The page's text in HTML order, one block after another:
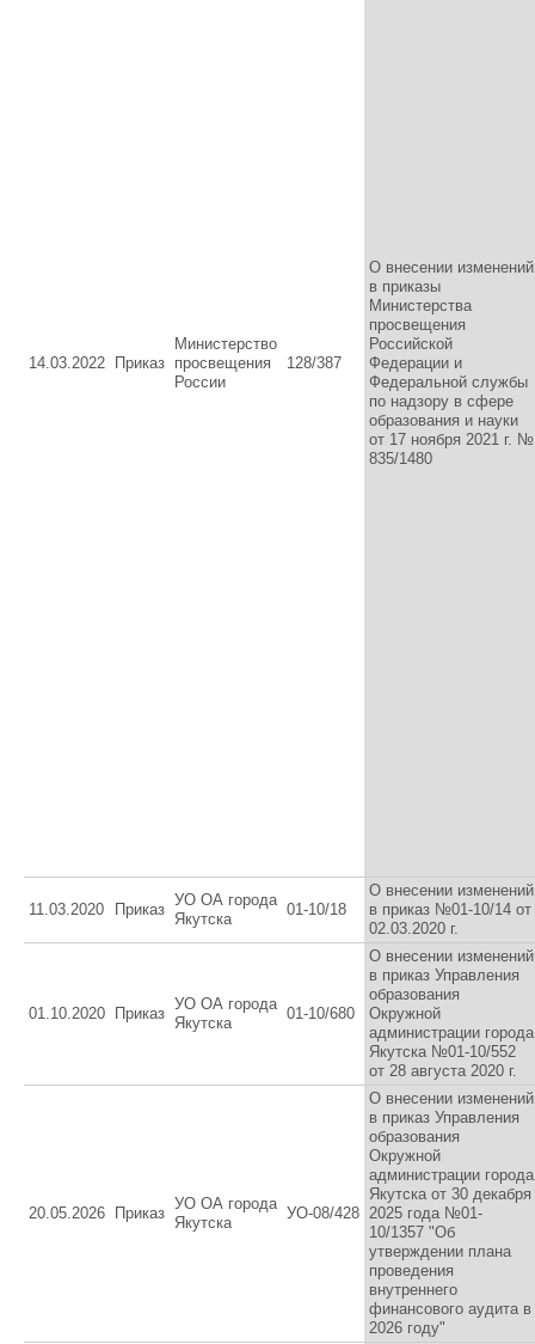
14.03.2022 Приказ
Министерство
просвещения
России
128/387
О внесении изменений
в приказы
Министерства
просвещения
Российской
Федерации и
Федеральной службы
по надзору в сфере
образования и науки
от 17 ноября 2021 г. №
835/1480
11.03.2020 Приказ
УО ОА города
Якутска
01-10/18
О внесении изменений
в приказ №01-10/14 от
02.03.2020 г.
01.10.2020 Приказ
УО ОА города
Якутска
01-10/680
О внесении изменений
в приказ Управления
образования
Окружной
администрации города
Якутска №01-10/552
от 28 августа 2020 г.
20.05.2026 Приказ
УО ОА города
Якутска
УО-08/428
О внесении изменений
в приказ Управления
образования
Окружной
администрации города
Якутска от 30 декабря
2025 года №01-
10/1357 "Об
утверждении плана
проведения
внутреннего
финансового аудита в
2026 году"